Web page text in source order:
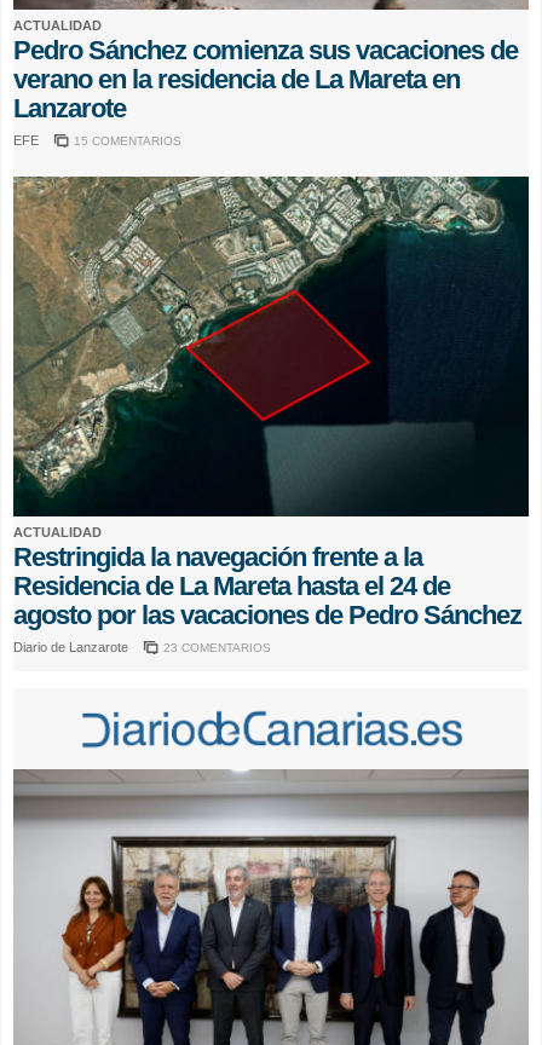
ACTUALIDAD
Pedro Sánchez comienza sus vacaciones de
verano en la residencia de La Mareta en
Lanzarote
EFE 15 COMENTARIOS
ACTUALIDAD
Restringida la navegación frente a la
Residencia de La Mareta hasta el 24 de
agosto por las vacaciones de Pedro Sánchez
Diario de Lanzarote 23 COMENTARIOS